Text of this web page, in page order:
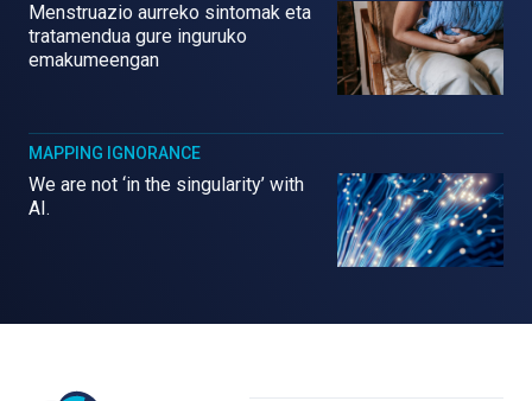
Menstruazio aurreko sintomak eta
tratamendua gure inguruko
emakumeengan
MAPPING IGNORANCE
We are not ‘in the singularity’ with
AI.